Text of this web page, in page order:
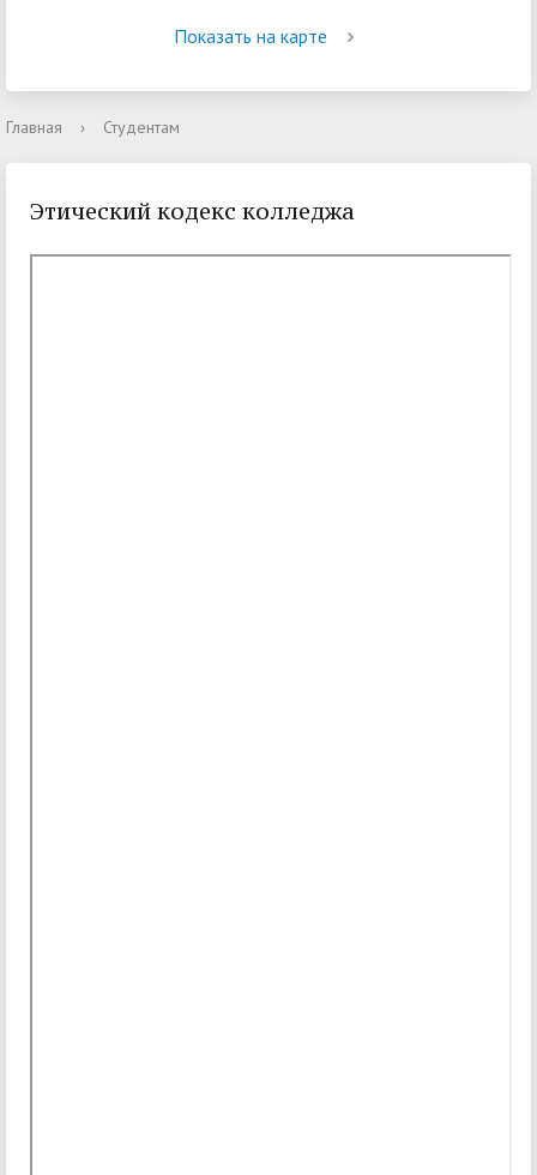
Показать на карте
Главная › Студентам
Этический кодекс колледжа